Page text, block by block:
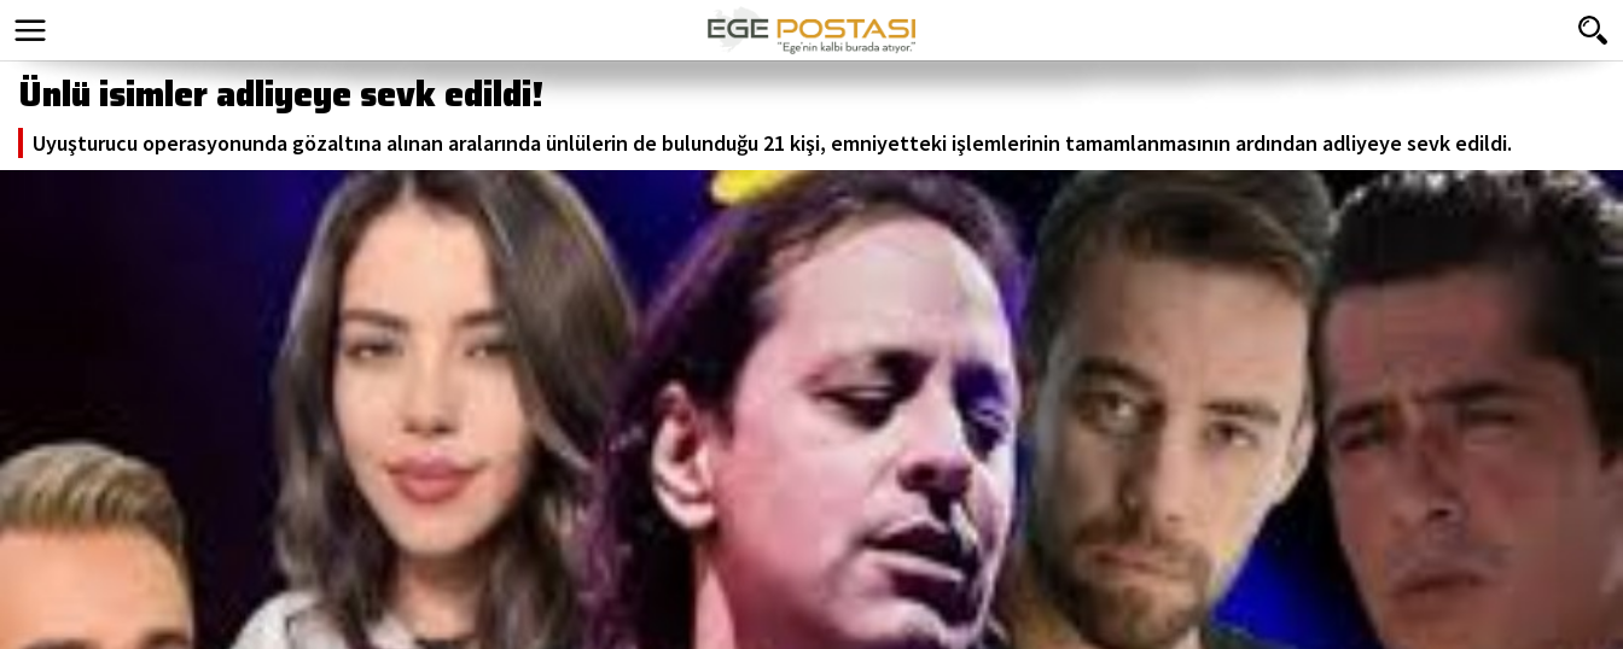
Ünlü isimler adliyeye sevk edildi!
Uyuşturucu operasyonunda gözaltına alınan aralarında ünlülerin de bulunduğu 21 kişi, emniyetteki işlemlerinin tamamlanmasının ardından adliyeye sevk edildi.